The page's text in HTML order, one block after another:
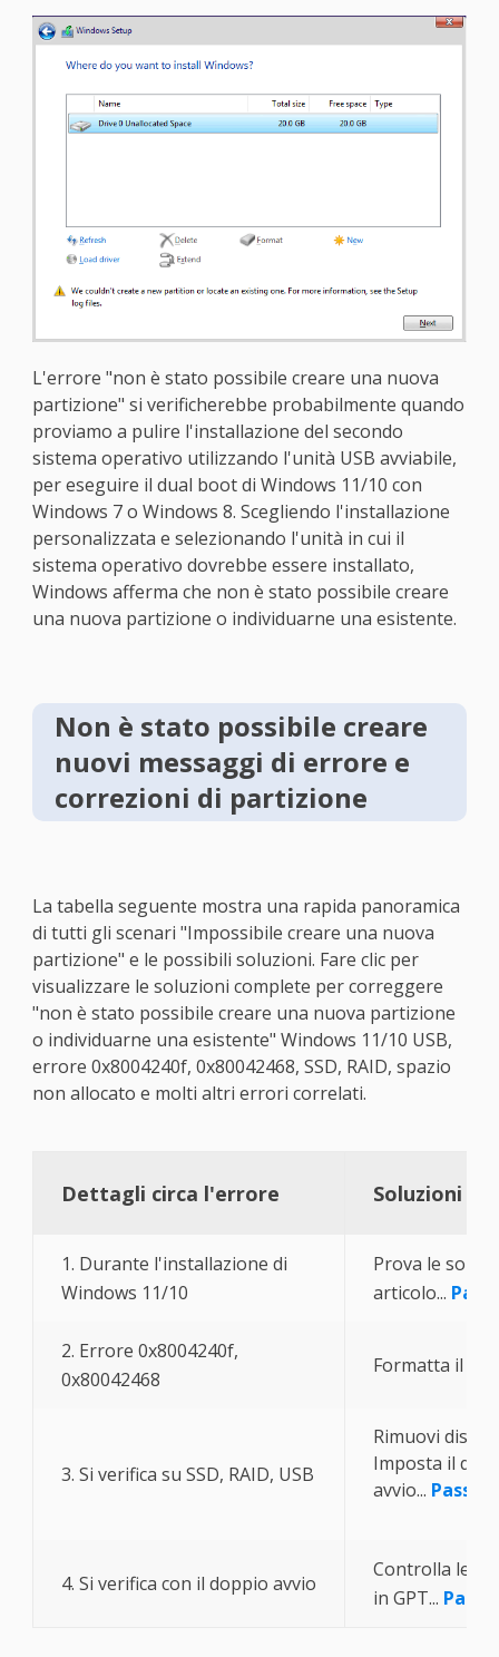
L'errore "non è stato possibile creare una nuova
partizione" si verificherebbe probabilmente quando
proviamo a pulire l'installazione del secondo
sistema operativo utilizzando l'unità USB avviabile,
per eseguire il dual boot di Windows 11/10 con
Windows 7 o Windows 8. Scegliendo l'installazione
personalizzata e selezionando l'unità in cui il
sistema operativo dovrebbe essere installato,
Windows afferma che non è stato possibile creare
una nuova partizione o individuarne una esistente.
Non è stato possibile creare
nuovi messaggi di errore e
correzioni di partizione
La tabella seguente mostra una rapida panoramica
di tutti gli scenari "Impossibile creare una nuova
partizione" e le possibili soluzioni. Fare clic per
visualizzare le soluzioni complete per correggere
"non è stato possibile creare una nuova partizione
o individuarne una esistente" Windows 11/10 USB,
errore 0x8004240f, 0x80042468, SSD, RAID, spazio
non allocato e molti altri errori correlati.
Dettagli circa l'errore Soluzioni
1. Durante l'installazione di
Windows 11/10
Prova le
articolo...
2. Errore 0x8004240f,
0x80042468
Formatta il
3. Si verifica su SSD, RAID, USB
Rimuovi
Imposta il
avvio... Passi
4. Si verifica con il doppio avvio
Controlla le
in GPT... Passi